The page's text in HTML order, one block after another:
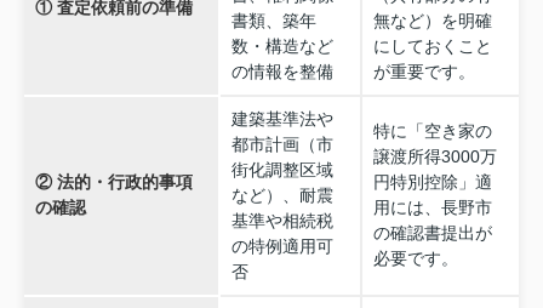
① 査定依頼前の準備
書類、築年
数・構造など
の情報を整備
無など）を明確
にしておくこと
が重要です。
② 法的・行政的事項
の確認
建築基準法や
都市計画（市
街化調整区域
など）、耐震
基準や相続税
の特例適用可
否
特に「空き家の
譲渡所得3000万
円特別控除」適
用には、長野市
の確認書提出が
必要です。